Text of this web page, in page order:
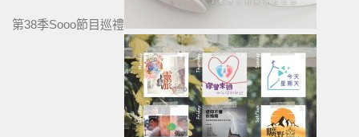
第38季Sooo節目巡禮